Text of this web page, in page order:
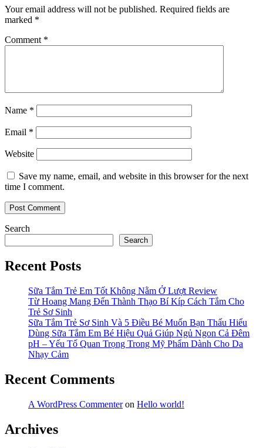
Your email address will not be published. Required fields are
marked *
Comment *
Name *
Email *
Website
Save my name, email, and website in this browser for the next
time I comment.
Search
Search
Recent Posts
Sữa Tắm Trẻ Em Tốt Không Nằm Ở Lượt Review
Từ Hoang Mang Đến Thành Thạo Bí Kíp Cách Tắm Cho
Trẻ Sơ Sinh
Sữa Tắm Trẻ Sơ Sinh Và 5 Điều Bé Muốn Bạn Thấu Hiểu
Dùng Sữa Tắm Em Bé Hiệu Quả Giúp Ngủ Ngon Cả Đêm
pH – Yếu Tố Quan Trọng Trong Mỹ Phẩm Dành Cho Da
Nhạy Cảm
Recent Comments
A WordPress Commenteron Hello world!
Archives